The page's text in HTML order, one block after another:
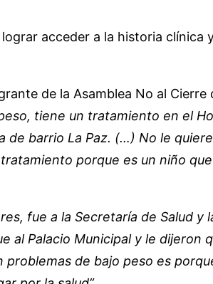
acceder a la historia clínica
de la Asamblea No al Cierre
tiene un tratamiento en el
barrio La Paz. (…) No le
porque es un niño
fue a la Secretaría de Salud y
Palacio Municipal y le dijeron
de bajo peso es